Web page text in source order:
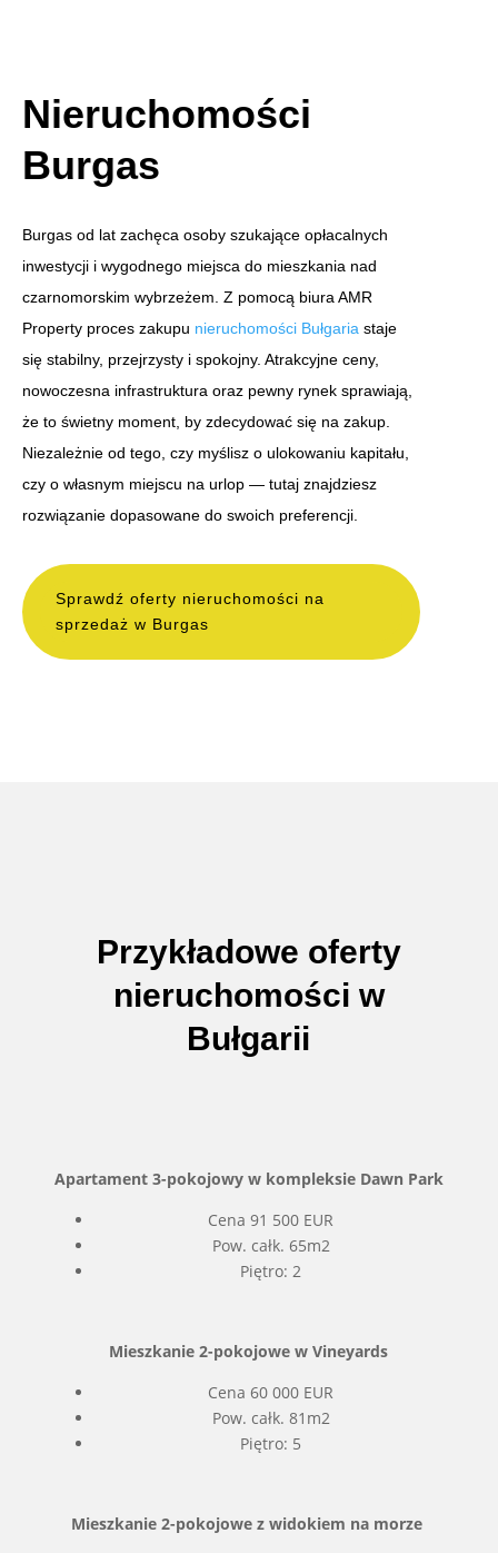
Nieruchomości
Burgas
Burgas od lat zachęca osoby szukające opłacalnych
inwestycji i wygodnego miejsca do mieszkania nad
czarnomorskim wybrzeżem. Z pomocą biura AMR
Property proces zakupu nieruchomości Bułgaria staje
się stabilny, przejrzysty i spokojny. Atrakcyjne ceny,
nowoczesna infrastruktura oraz pewny rynek sprawiają,
że to świetny moment, by zdecydować się na zakup.
Niezależnie od tego, czy myślisz o ulokowaniu kapitału,
czy o własnym miejscu na urlop — tutaj znajdziesz
rozwiązanie dopasowane do swoich preferencji.
Sprawdź oferty nieruchomości na
sprzedaż w Burgas
Przykładowe oferty
nieruchomości w
Bułgarii
Apartament 3-pokojowy w kompleksie Dawn Park
Cena 91 500 EUR
Pow. całk. 65m2
Piętro: 2
Mieszkanie 2-pokojowe w Vineyards
Cena 60 000 EUR
Pow. całk. 81m2
Piętro: 5
Mieszkanie 2-pokojowe z widokiem na morze